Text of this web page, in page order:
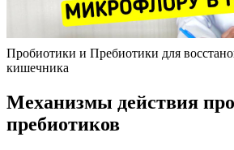
Пробиотики и Пребиотики для
кишечника
Механизмы действия
пребиотиков